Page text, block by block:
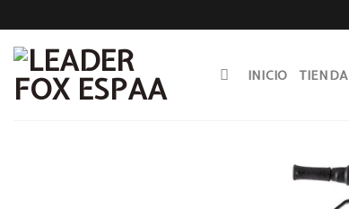
to
content
INICIO TIENDA